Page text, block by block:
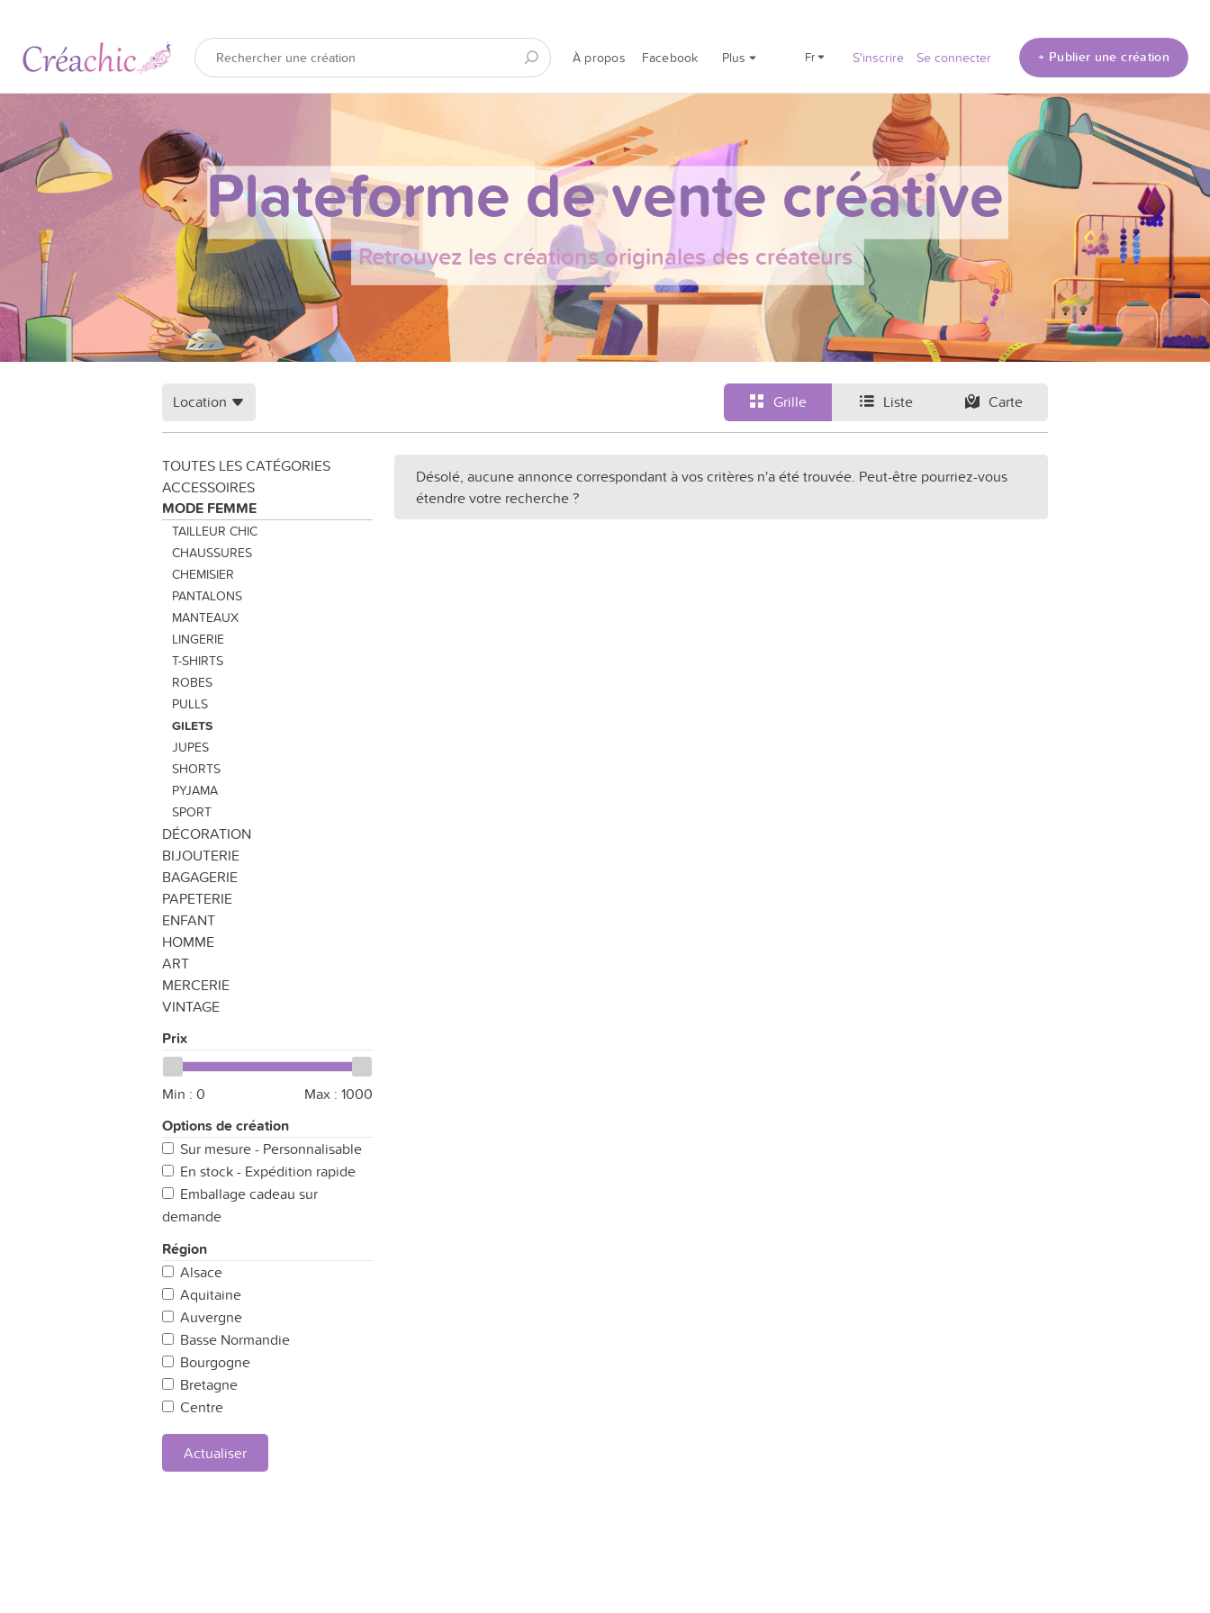
À propos Facebook Plus fr S'inscrire Se connecter + Publier une création
Plateforme de vente créative
Retrouvez les créations originales des créateurs
Grille Liste Carte
Location
TOUTES LES CATÉGORIES
ACCESSOIRES
MODE FEMME
TAILLEUR CHIC
CHAUSSURES
CHEMISIER
PANTALONS
MANTEAUX
LINGERIE
T-SHIRTS
ROBES
PULLS
GILETS
JUPES
SHORTS
PYJAMA
SPORT
DÉCORATION
BIJOUTERIE
BAGAGERIE
PAPETERIE
ENFANT
HOMME
ART
MERCERIE
VINTAGE
Prix
Min : 0 Max : 1000
Options de création
Sur mesure - Personnalisable
En stock - Expédition rapide
Emballage cadeau sur
demande
Région
Alsace
Aquitaine
Auvergne
Basse Normandie
Bourgogne
Bretagne
Centre
Champagne Ardennes
Corse
Franche Comté
Actualiser
Désolé, aucune annonce correspondant à vos critères n'a été trouvée. Peut-être pourriez-vous
étendre votre recherche ?